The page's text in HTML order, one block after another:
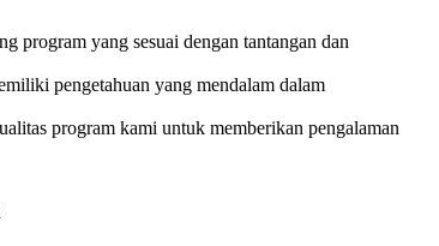
program yang sesuai dengan tantangan dan
pengetahuan yang mendalam dalam
program kami untuk memberikan pengalaman